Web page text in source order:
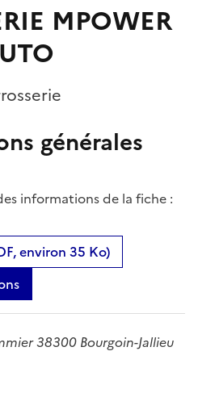
MPOWER
générales
informations de la fiche :
environ 35 Ko)
38300 Bourgoin-Jallieu